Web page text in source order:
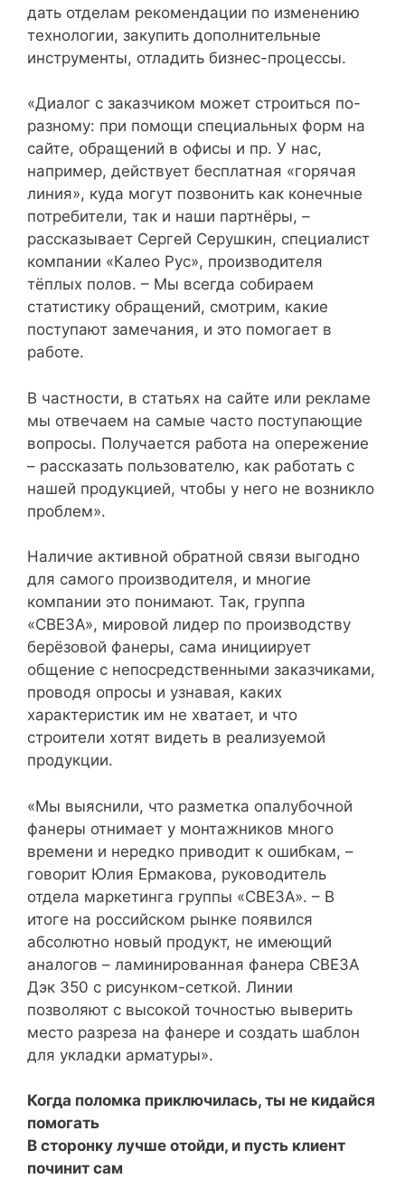
дать отделам рекомендации по изменению
технологии, закупить дополнительные
инструменты, отладить бизнес-процессы.
«Диалог с заказчиком может строиться по-
разному: при помощи специальных форм на
сайте, обращений в офисы и пр. У нас,
например, действует бесплатная «горячая
линия», куда могут позвонить как конечные
потребители, так и наши партнёры, –
рассказывает Сергей Серушкин, специалист
компании «Калео Рус», производителя
тёплых полов. – Мы всегда собираем
статистику обращений, смотрим, какие
поступают замечания, и это помогает в
работе.
В частности, в статьях на сайте или рекламе
мы отвечаем на самые часто поступающие
вопросы. Получается работа на опережение
– рассказать пользователю, как работать с
нашей продукцией, чтобы у него не возникло
проблем».
Наличие активной обратной связи выгодно
для самого производителя, и многие
компании это понимают. Так, группа
«СВЕЗА», мировой лидер по производству
берёзовой фанеры, сама инициирует
общение с непосредственными заказчиками,
проводя опросы и узнавая, каких
характеристик им не хватает, и что
строители хотят видеть в реализуемой
продукции.
«Мы выяснили, что разметка опалубочной
фанеры отнимает у монтажников много
времени и нередко приводит к ошибкам, –
говорит Юлия Ермакова, руководитель
отдела маркетинга группы «СВЕЗА». – В
итоге на российском рынке появился
абсолютно новый продукт, не имеющий
аналогов – ламинированная фанера СВЕЗА
Дэк 350 с рисунком-сеткой. Линии
позволяют с высокой точностью выверить
место разреза на фанере и создать шаблон
для укладки арматуры».
Когда поломка приключилась, ты не кидайся
помогать
В сторонку лучше отойди, и пусть клиент
починит сам